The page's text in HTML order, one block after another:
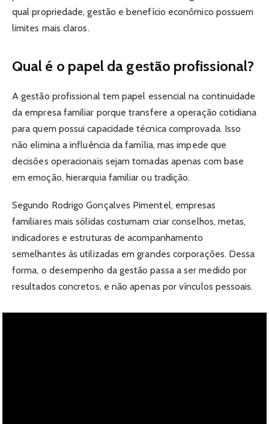
qual propriedade, gestão e benefício econômico possuem
limites mais claros.
Qual é o papel da gestão profissional?
A gestão profissional tem papel essencial na continuidade
da empresa familiar porque transfere a operação cotidiana
para quem possui capacidade técnica comprovada. Isso
não elimina a influência da família, mas impede que
decisões operacionais sejam tomadas apenas com base
em emoção, hierarquia familiar ou tradição.
Segundo Rodrigo Gonçalves Pimentel, empresas
familiares mais sólidas costumam criar conselhos, metas,
indicadores e estruturas de acompanhamento
semelhantes às utilizadas em grandes corporações. Dessa
forma, o desempenho da gestão passa a ser medido por
resultados concretos, e não apenas por vínculos pessoais.